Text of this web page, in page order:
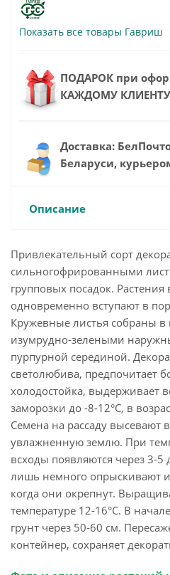
Показать все товары Гавриш
ПОДАРОК при
КАЖДОМУ
Доставка:
Беларуси,
Описание
Привлекательный сорт
сильногофрированными
групповых посадок.
одновременно вступают в
Кружевные листья собраны в
изумрудно-зелеными
пурпурной серединой.
светолюбива, предпочитает
холодостойка, выдерживает
заморозки до -8-12°С, в
Семена на рассаду высевают
увлажненную землю. При
всходы появляются через 3-
лишь немного опрыскивают
когда они окрепнут.
температуре 12-16°С. В
грунт через 50-60 см.
контейнер, сохраняет